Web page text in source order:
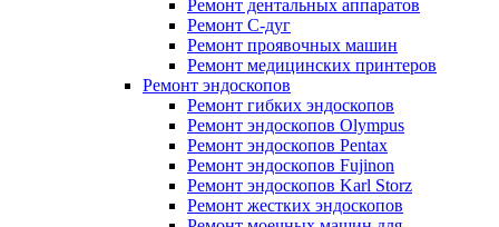
Ремонт дентальных аппаратов
Ремонт С-дуг
Ремонт проявочных машин
Ремонт медицинских принтеров
Ремонт эндоскопов
Ремонт гибких эндоскопов
Ремонт эндоскопов Olympus
Ремонт эндоскопов Pentax
Ремонт эндоскопов Fujinon
Ремонт эндоскопов Karl Storz
Ремонт жестких эндоскопов